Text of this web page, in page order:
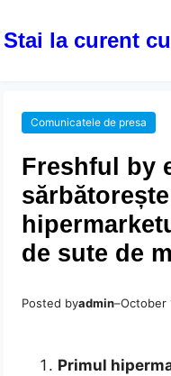
Stai la curent
Comunicatele de presa
Freshful by
de sute de
Posted byadmin–October
Primul